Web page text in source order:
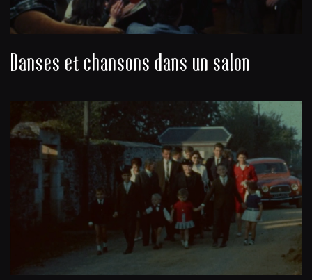
Danses et chansons dans un salon